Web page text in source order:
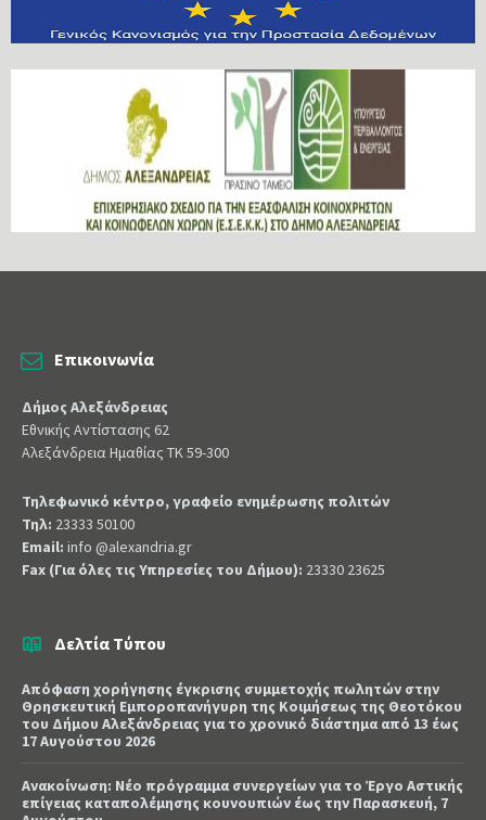
Επικοινωνία
Δήμος Αλεξάνδρειας
Εθνικής Αντίστασης 62
Αλεξάνδρεια Ημαθίας ΤΚ 59-300
Τηλεφωνικό κέντρο, γραφείο ενημέρωσης πολιτών
Τηλ: 23333 50100
Email: info @alexandria.gr
Fax (Για όλες τις Υπηρεσίες του Δήμου): 23330 23625
Δελτία Τύπου
Απόφαση χορήγησης έγκρισης συμμετοχής πωλητών στην
Θρησκευτική Εμποροπανήγυρη της Κοιμήσεως της Θεοτόκου
του Δήμου Αλεξάνδρειας για το χρονικό διάστημα από 13 έως
17 Αυγούστου 2026
Ανακοίνωση: Νέο πρόγραμμα συνεργείων για το Έργο Αστικής
επίγειας καταπολέμησης κουνουπιών έως την Παρασκευή, 7